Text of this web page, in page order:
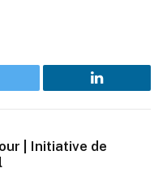
LinkedIn
| Initiative de